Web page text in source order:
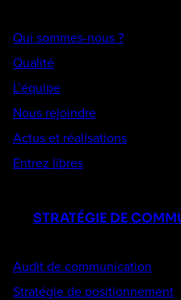
Qui sommes-nous ?
Qualité
L’équipe
Nous rejoindre
Actus et réalisations
Entrez libres
STRATÉGIE DE
Audit de communication
Stratégie de positionnement